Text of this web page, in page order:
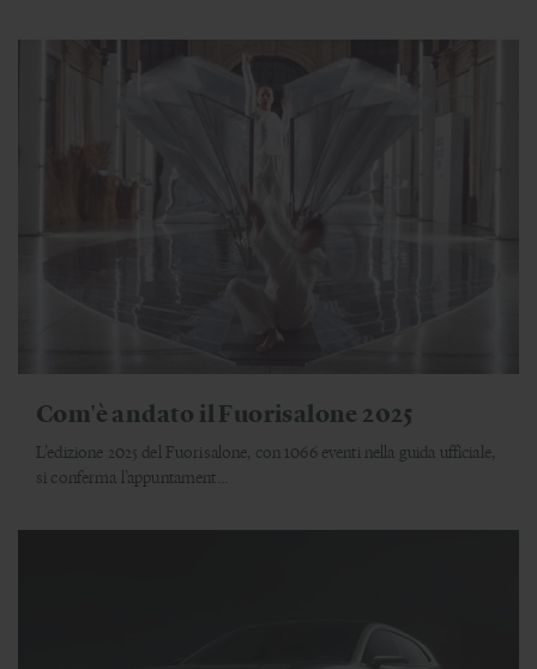
Com'è andato il Fuorisalone 2025
L’edizione 2025 del Fuorisalone, con 1066 eventi nella guida ufficiale,
si conferma l’appuntament...